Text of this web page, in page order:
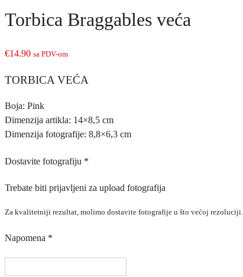
Torbica Braggables veća
€14.90 sa PDV-om
TORBICA VEĆA
Boja: Pink
Dimenzija artikla: 14×8,5 cm
Dimenzija fotografije: 8,8×6,3 cm
Dostavite fotografiju *
Trebate biti prijavljeni za upload fotografija
Za kvalitetniji rezultat, molimo dostavite fotografije u što većoj
Napomena *